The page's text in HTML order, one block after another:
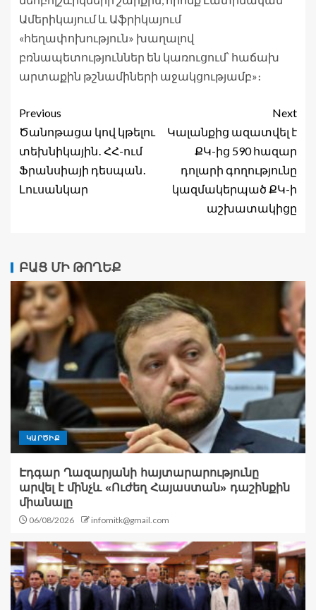
Ամերիկայում և Աֆրիկայում
«հեղափոխություն» խաղալով
բռնապետություններ են կառուցում՝ հաճախ
արտաքին թշնամիների աջակցությամբ»։
Previous
Ծանոթացա կով կթելու
տեխնիկային․ ՀՀ-ում
Ֆրանսիայի դեսպան․
Լուսանկար
Next
Կալանքից ազատվել է
ՔԿ-ից 590 հազար
դոլարի գողությունը
կազմակերպած ՔԿ-ի
աշխատակիցը
ԲԱՑ ՄԻ ԹՈՂԵՔ
ԿԱՐԾԻՔ
Էդգար Ղազարյանի հայտարարությունը
արվել է մինչև «Ուժեղ Հայաստան» դաշինքին
միանալը
06/08/2026 infomitk@gmail.com